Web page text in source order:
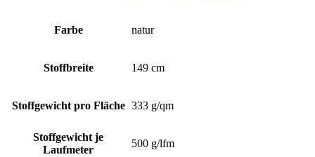
Farbe natur
Stoffbreite 149 cm
Stoffgewicht pro Fläche 333 g/qm
Stoffgewicht je
Laufmeter
500 g/lfm